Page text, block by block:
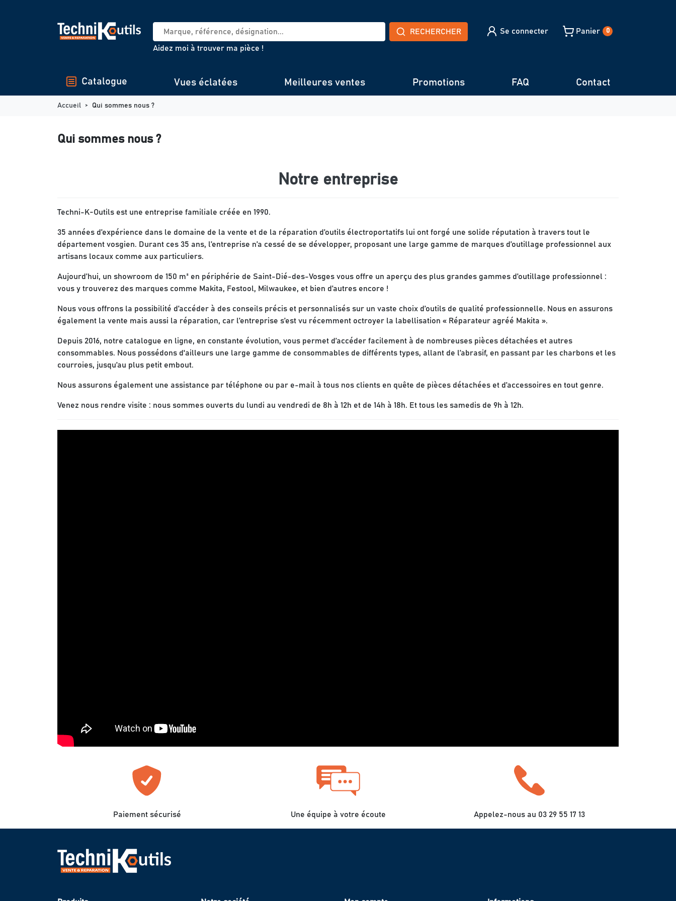
RECHERCHER
Aidez moi à trouver ma pièce !
Se connecter Panier 0
Catalogue Vues éclatées Meilleures ventes Promotions FAQ Contact
Accueil Qui sommes nous ?
Qui sommes nous ?
Notre entreprise
Techni-K-Outils est une entreprise familiale créée en 1990.
35 années d’expérience dans le domaine de la vente et de la réparation d’outils électroportatifs lui ont forgé une solide réputation à travers tout le
département vosgien. Durant ces 35 ans, l’entreprise n’a cessé de se développer, proposant une large gamme de marques d’outillage professionnel aux
artisans locaux comme aux particuliers.
Aujourd’hui, un showroom de 150 m² en périphérie de Saint-Dié-des-Vosges vous offre un aperçu des plus grandes gammes d’outillage professionnel :
vous y trouverez des marques comme Makita, Festool, Milwaukee, et bien d’autres encore !
Nous vous offrons la possibilité d’accéder à des conseils précis et personnalisés sur un vaste choix d’outils de qualité professionnelle. Nous en assurons
également la vente mais aussi la réparation, car l’entreprise s’est vu récemment octroyer la labellisation « Réparateur agréé Makita ».
Depuis 2016, notre catalogue en ligne, en constante évolution, vous permet d’accéder facilement à de nombreuses pièces détachées et autres
consommables. Nous possédons d'ailleurs une large gamme de consommables de différents types, allant de l’abrasif, en passant par les charbons et les
courroies, jusqu’au plus petit embout.
Nous assurons également une assistance par téléphone ou par e-mail à tous nos clients en quête de pièces détachées et d’accessoires en tout genre.
Venez nous rendre visite : nous sommes ouverts du lundi au vendredi de 8h à 12h et de 14h à 18h. Et tous les samedis de 9h à 12h.
Paiement sécurisé Une équipe à votre écoute Appelez-nous au 03 29 55 17 13